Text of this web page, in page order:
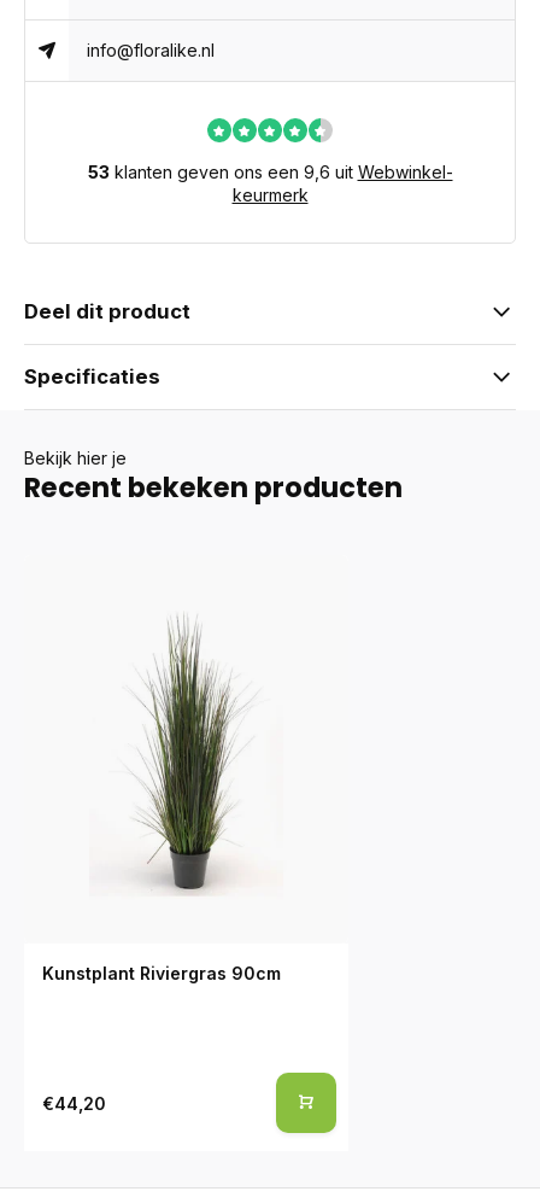
info@floralike.nl
53 klanten geven ons een 9,6 uit Webwinkel-
keurmerk
Deel dit product
Specificaties
Bekijk hier je
Recent bekeken producten
Kunstplant Riviergras 90cm
€44,20